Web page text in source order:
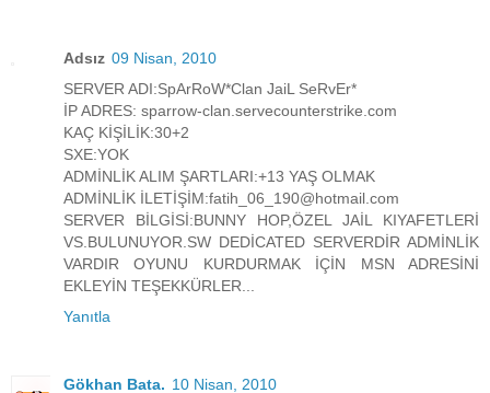
Adsız 09 Nisan, 2010
SERVER ADI:SpArRoW*Clan JaiL SeRvEr*
İP ADRES: sparrow-clan.servecounterstrike.com
KAÇ KİŞİLİK:30+2
SXE:YOK
ADMİNLİK ALIM ŞARTLARI:+13 YAŞ OLMAK
ADMİNLİK İLETİŞİM:fatih_06_190@hotmail.com
SERVER BİLGİSİ:BUNNY HOP,ÖZEL JAİL KIYAFETLERİ
VS.BULUNUYOR.SW DEDİCATED SERVERDİR ADMİNLİK
VARDIR OYUNU KURDURMAK İÇİN MSN ADRESİNİ
EKLEYİN TEŞEKKÜRLER...
Yanıtla
Gökhan Bata. 10 Nisan, 2010